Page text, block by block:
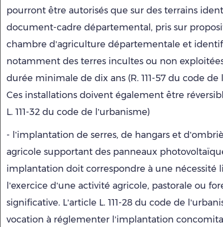
pourront être autorisés que sur des terrains
document-cadre départemental, pris sur
chambre d’agriculture départementale et
notamment des terres incultes ou non
durée minimale de dix ans (R. 111-57 du code de
Ces installations doivent également être
L. 111-32 du code de l’urbanisme)
- l’implantation de serres, de hangars et
agricole supportant des panneaux
implantation doit correspondre à une nécessité
l’exercice d’une activité agricole, pastorale ou
significative. L’article L. 111-28 du code de
vocation à réglementer l’implantation